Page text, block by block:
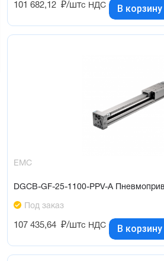
101 682,12 ₽/штс НДС В корзину
EMC
DGCB-GF-25-1100-PPV-A
Под заказ
107 435,64 ₽/штс НДС В корзину